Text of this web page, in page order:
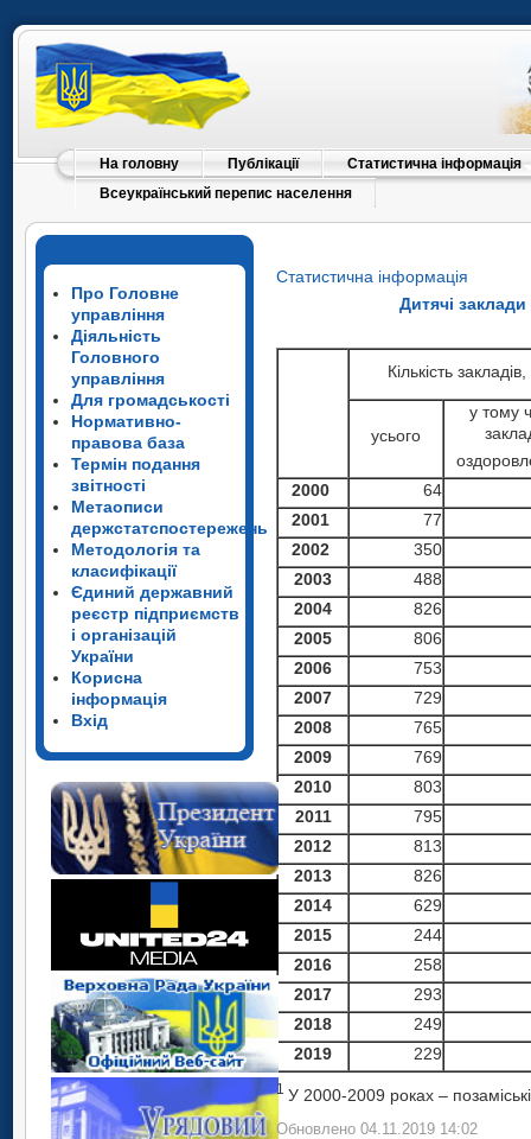
На головну Публікації
Статистична інформація
Всеукраїнський перепис населення
Про Головне
управління
Діяльність
Головного
управління
Для громадськості
Нормативно-
правова база
Термін подання
звітності
Метаописи
держстатспостережень
Методологія та
класифікації
Єдиний державний
реєстр підприємств
і організацій
України
Корисна
інформація
Вхід
Статистична інформація
Дитячі
Кількість
усього
у тому
2000
64
2001
77
2002
350
2003
488
2004
826
2005
806
2006
753
2007
729
2008
765
2009
769
2010
803
2011
795
2012
813
2013
826
2014
629
2015
244
2016
258
2017
293
2018
249
2019
229
1 У 2000-2009 роках –
Обновлено 04.11.2019 14:02